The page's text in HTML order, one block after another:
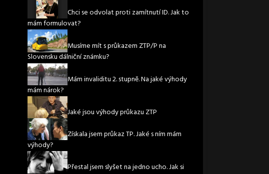
Chci se odvolat proti zamítnutí ID. Jak to
mám formulovat?
Musíme mít s průkazem ZTP/P na
Slovensku dálniční známku?
Mám invaliditu 2. stupně. Na jaké výhody
mám nárok?
Jaké jsou výhody průkazu ZTP
Získala jsem průkaz TP. Jaké s ním mám
výhody?
Přestal jsem slyšet na jedno ucho. Jak si